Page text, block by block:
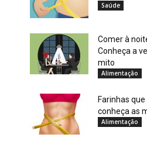
Saúde
Comer à
Conheça a
mito
Alimentação
Farinhas
conheça as
Alimentação